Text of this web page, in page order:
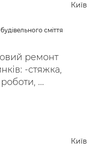
Київ
сміття
ремонт
-стяжка,
...
Київ